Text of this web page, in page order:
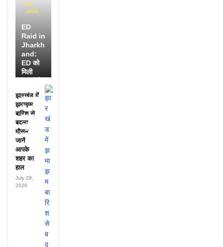
31,
2026
ED
Raid in
Jharkh
and:
ED को
मिली
25
अफसरों
के नाम,
हर महीने
पहुंचते थे
लाखों!
झारखंड में
झमाझम
बारिश से
बदला
मौसम,
जानें
आपके
शहर का
हाल
July 29,
2026